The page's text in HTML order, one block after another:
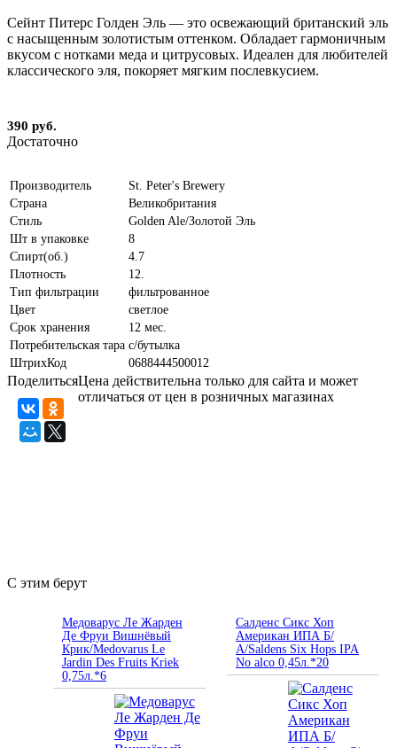
Сейнт Питерс Голден Эль — это освежающий британский эль
с насыщенным золотистым оттенком. Обладает гармоничным
вкусом с нотками меда и цитрусовых. Идеален для любителей
классического эля, покоряет мягким послевкусием.
390 руб.
Достаточно
Производитель
St. Peter's Brewery
Страна
Великобритания
Стиль
Golden Ale/Золотой Эль
Шт в упаковке
8
Спирт(об.)
4.7
Плотность
12.
Тип фильтрации
фильтрованное
Цвет
светлое
Срок хранения
12 мес.
Потребительская тара с/бутылка
ШтрихКод
0688444500012
ПоделитьсяЦена действительна только для сайта и может
отличаться от цен в розничных магазинах
С этим берут
Медоварус Ле Жарден
Де Фруи Вишнёвый
Крик/Medovarus Le
Jardin Des Fruits Kriek
0,75л.*6
Салденс Сикс Хоп
Американ ИПА Б/
А/Saldens Six Hops IPA
No alco 0,45л.*20